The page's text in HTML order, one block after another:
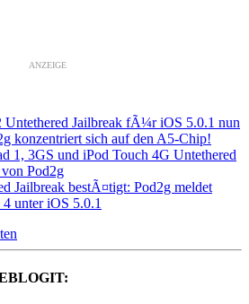
ANZEIGE
Untethered Jailbreak fÃ¼r iOS 5.0.1 nun
konzentriert sich auf den A5-Chip!
1, 3GS und iPod Touch 4G Untethered
Pod2g
Jailbreak bestÃ¤tigt: Pod2g meldet
unter iOS 5.0.1